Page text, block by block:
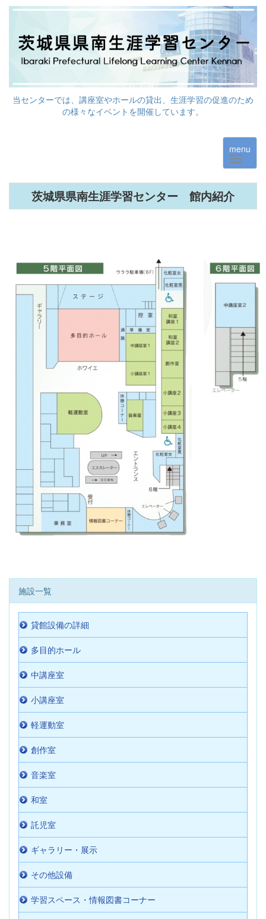
当センターでは、講座室やホールの貸出、生涯学習の促進のため
の様々なイベントを開催しています。
menu
茨城県県南生涯学習センター 館内紹介
施設一覧
貸館設備の詳細
多目的ホール
中講座室
小講座室
軽運動室
創作室
音楽室
和室
託児室
ギャラリー・展示
その他設備
学習スペース・情報図書コーナー